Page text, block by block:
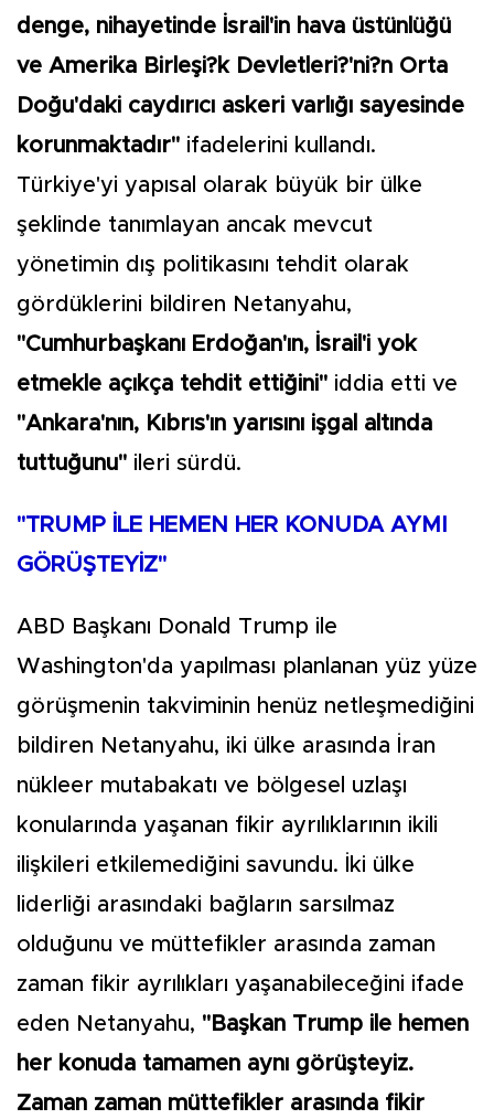
denge, nihayetinde İsrail'in hava üstünlüğü
ve Amerika Birleşi?k Devletleri?'ni?n Orta
Doğu'daki caydırıcı askeri varlığı sayesinde
korunmaktadır" ifadelerini kullandı.
Türkiye'yi yapısal olarak büyük bir ülke
şeklinde tanımlayan ancak mevcut
yönetimin dış politikasını tehdit olarak
gördüklerini bildiren Netanyahu,
"Cumhurbaşkanı Erdoğan'ın, İsrail'i yok
etmekle açıkça tehdit ettiğini" iddia etti ve
"Ankara'nın, Kıbrıs'ın yarısını işgal altında
tuttuğunu" ileri sürdü.
"TRUMP İLE HEMEN HER KONUDA AYMI
GÖRÜŞTEYİZ"
ABD Başkanı Donald Trump ile
Washington'da yapılması planlanan yüz yüze
görüşmenin takviminin henüz netleşmediğini
bildiren Netanyahu, iki ülke arasında İran
nükleer mutabakatı ve bölgesel uzlaşı
konularında yaşanan fikir ayrılıklarının ikili
ilişkileri etkilemediğini savundu. İki ülke
liderliği arasındaki bağların sarsılmaz
olduğunu ve müttefikler arasında zaman
zaman fikir ayrılıkları yaşanabileceğini ifade
eden Netanyahu, "Başkan Trump ile hemen
her konuda tamamen aynı görüşteyiz.
Zaman zaman müttefikler arasında fikir